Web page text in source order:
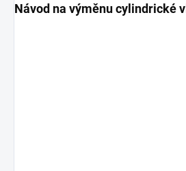
Návod na výměnu cylindrické